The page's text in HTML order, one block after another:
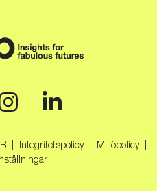
Instagram
LinkedIn
| Integritetspolicy| Miljöpolicy|